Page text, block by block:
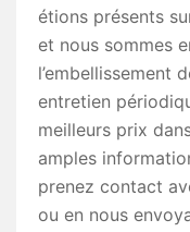
étions présents
et nous sommes
l’embellissement
entretien
meilleurs prix
amples
prenez contact
ou en nous